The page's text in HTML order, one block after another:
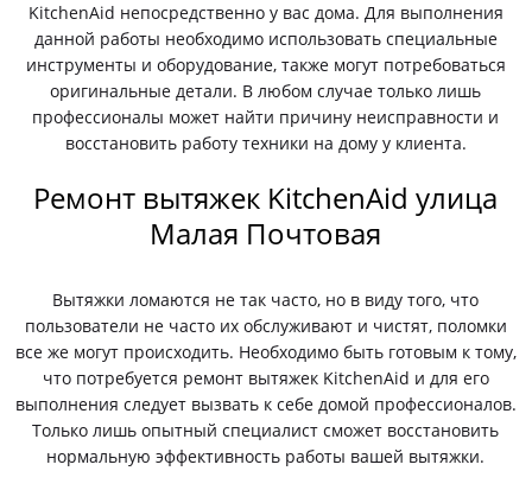
KitchenAid непосредственно у вас дома. Для выполнения
данной работы необходимо использовать специальные
инструменты и оборудование, также могут потребоваться
оригинальные детали. В любом случае только лишь
профессионалы может найти причину неисправности и
восстановить работу техники на дому у клиента.
Ремонт вытяжек KitchenAid улица
Малая Почтовая
Вытяжки ломаются не так часто, но в виду того, что
пользователи не часто их обслуживают и чистят, поломки
все же могут происходить. Необходимо быть готовым к тому,
что потребуется ремонт вытяжек KitchenAid и для его
выполнения следует вызвать к себе домой профессионалов.
Только лишь опытный специалист сможет восстановить
нормальную эффективность работы вашей вытяжки.